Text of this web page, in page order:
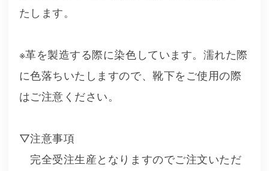
たします。
※革を製造する際に染色しています。濡れた際
に色落ちいたしますので、靴下をご使用の際
はご注意ください。
▽注意事項
完全受注生産となりますのでご注文いただ